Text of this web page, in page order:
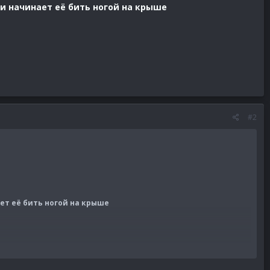
начинает её бить ногой на крыше
#2
её бить ногой на крыше